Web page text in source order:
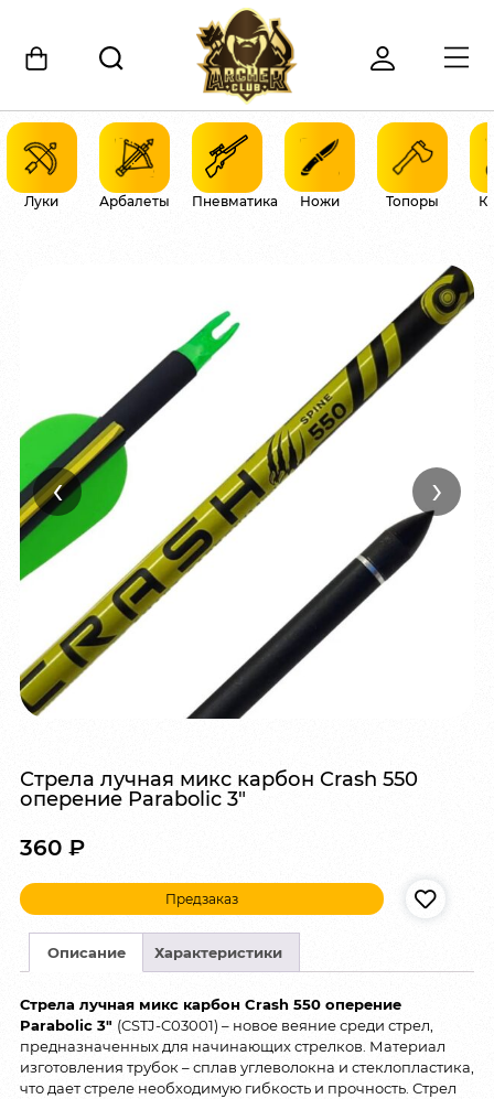
Луки Арбалеты Пневматика Ножи Топоры
‹ ›
Стрела лучная микс карбон Crash 550
оперение Parabolic 3″
360 ₽
Предзаказ
Описание Характеристики
Стрела лучная микс карбон Crash 550 оперение
Parabolic 3″ (CSTJ-C03001) – новое веяние среди стрел,
предназначенных для начинающих стрелков. Материал
изготовления трубок – сплав углеволокна и стеклопластика,
что дает стреле необходимую гибкость и прочность. Стрел